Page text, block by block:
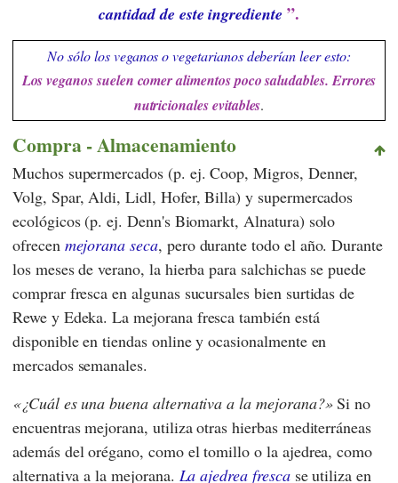
cantidad de este ingrediente ”.
No sólo los veganos o vegetarianos deberían leer esto:
Los veganos suelen comer alimentos poco saludables. Errores
nutricionales evitables.
Compra - Almacenamiento
Muchos supermercados (p. ej.Coop,Migros, Denner,
Volg, Spar,Aldi,Lidl, Hofer,Billa) y supermercados
ecológicos (p. ej. Denn's Biomarkt,Alnatura) solo
ofrecen mejorana seca, pero durante todo el año. Durante
los meses de verano, la hierba para salchichas se puede
comprar fresca en algunas sucursales bien surtidasde
Rewey Edeka. La mejorana fresca también está
disponible en tiendas online y ocasionalmente en
mercados semanales.
¿Cuál es una buena alternativa a la mejorana? Si no
encuentras mejorana, utiliza otras hierbas mediterráneas
además del orégano, como el tomillo o la ajedrea, como
alternativa a la mejorana. La ajedrea frescase utiliza en